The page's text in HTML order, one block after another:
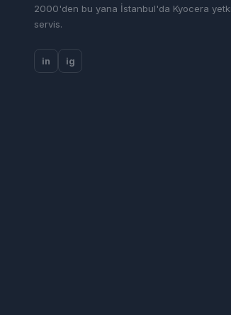
2000'den bu yana İstanbul'da Kyocera
servis.
in ig